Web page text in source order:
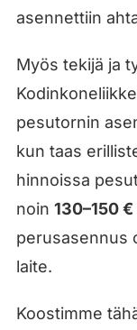
asennettiin
Myös tekijä ja
pesutornin
kun taas
hinnoissa
noin 130–150 €
perusasennus
laite.
Koostimme